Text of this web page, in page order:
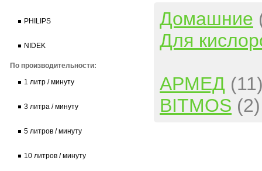
PHILIPS
NIDEK
По производительности:
1 литр / минуту
3 литра / минуту
5 литров / минуту
10 литров / минуту
Домашние
Для
АРМЕД
BITMOS (2)